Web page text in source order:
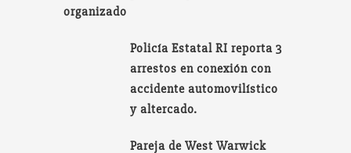
organizado
Policía Estatal RI reporta 3
arrestos en conexión con
accidente automovilístico
y altercado.
Pareja de West Warwick